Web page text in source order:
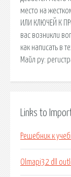
место на
ИЛИ КЛЮЧЕЙ К
вас возникли
как написать в
Майл ру:
Links to
Решебник к
Olmapi32 dll